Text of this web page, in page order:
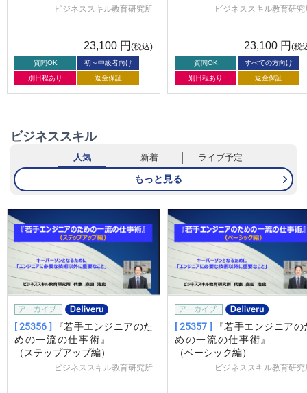
ビジネススキル教育研究所
23,100 円(税込)
質問OK
初～中級者向け
別日程あり
返金保証
ビジネススキル教育研究
23,100 円(税
質問OK
すべての方向け
別日程あり
返金保証
ビジネススキル
人気 新着 ライブ予定
もっと見る
[ 25356 ]
『若手エンジニアのた
めの一流の仕事術』
（ステップアップ編）
ビジネススキル教育研究所
[ 25357 ]
『若手エンジニアの
めの一流の仕事術
（ベーシック編）
ビジネススキル教育研究